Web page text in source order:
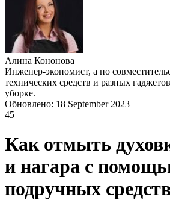
Алина Кононова
Инженер-экономист, а по
технических средств и разных
уборке.
Обновлено: 18 September 2023
45
Как отмыть
и нагара с
подручных